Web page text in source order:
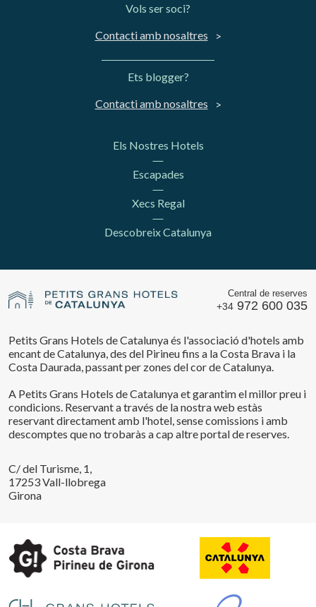
Vols ser soci?
Contacti amb nosaltres
Ets blogger?
Contacti amb nosaltres
Els Nostres Hotels
Escapades
Xecs Regal
Descobreix Catalunya
Central de reserves
+34 972 600 035
Petits Grans Hotels de Catalunya és l'associació d'hotels amb
encant de Catalunya, des del Pirineu fins a la Costa Brava i la
Costa Daurada, passant per zones del cor de Catalunya.
A Petits Grans Hotels de Catalunya et garantim el millor preu i
condicions. Reservant a través de la nostra web estàs
reservant directament amb l'hotel, sense comissions i amb
descomptes que no trobaràs a cap altre portal de reserves.
C/ del Turisme, 1,
17253 Vall-llobrega
Girona